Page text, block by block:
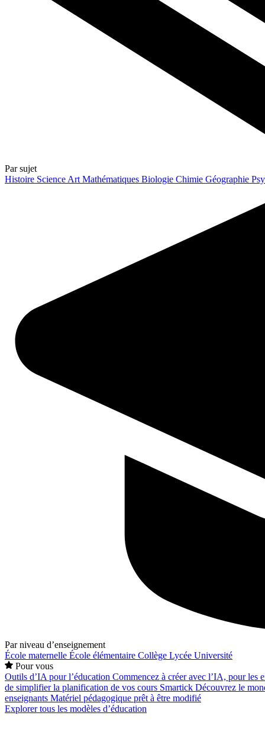
Par sujet
Histoire Science Art Mathématiques Biologie Chimie Géographie
Par niveau d’enseignement
École maternelle École élémentaire Collège Lycée Université
Pour vous
Outils d’IA pour l’éducation Commencez à créer avec l’IA, pour les
de simplifier la planification de vos cours Smartick Découvrez le
enseignants Matériel pédagogique prêt à être modifié
Explorer tous les modèles d’éducation